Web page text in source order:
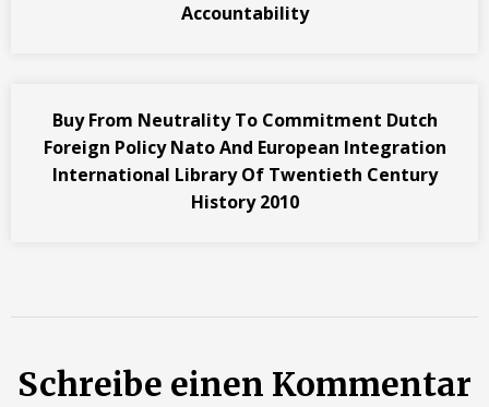
Accountability
Buy From Neutrality To Commitment Dutch
Foreign Policy Nato And European Integration
International Library Of Twentieth Century
History 2010
Schreibe einen Kommentar